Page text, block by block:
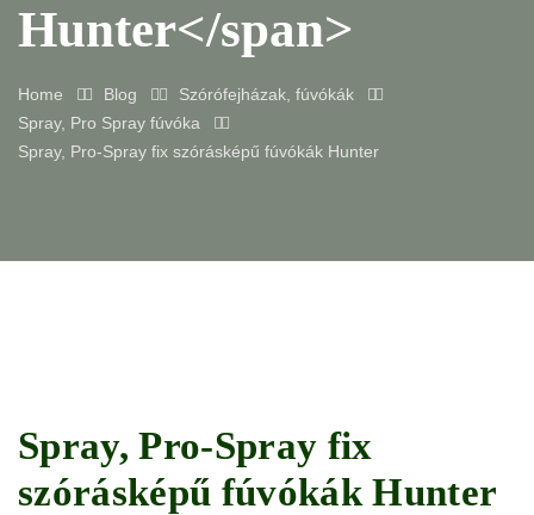
Hunter</span>
Home Blog
Szórófejházak, fúvókák
Spray, Pro Spray fúvóka
Spray, Pro-Spray fix szórásképű fúvókák Hunter
Spray, Pro-Spray fix
szórásképű fúvókák Hunter